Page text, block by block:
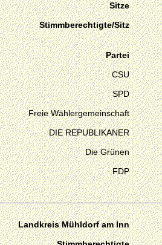
Sitze
Stimmberechtigte/Sitz
Partei
CSU
SPD
Freie Wählergemeinschaft
DIE REPUBLIKANER
Die Grünen
FDP
Landkreis Mühldorf am Inn